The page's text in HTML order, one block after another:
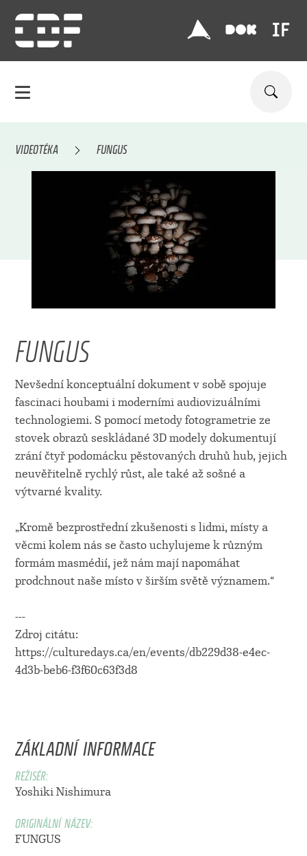
VIDEOTÉKA FUNGUS
FUNGUS
Nevšední konceptuální dokument v sobě spojuje
fascinaci houbami i moderními audiovizuálními
technologiemi. S pomocí metody fotogrametrie ze
stovek obrazů seskládané 3D modely dokumentují
zrání čtyř podomácku pěstovaných druhů hub, jejich
neuvěřitelně rychlý růst, ale také až sošné a
výtvarné kvality.
„Kromě bezprostřední zkušenosti s lidmi, místy a
věcmi kolem nás se často uchylujeme k různým
formám masmédií, jež nám mají napomáhat
prodchnout naše místo v širším světě významem.“
---
Zdroj citátu:
https://culturedays.ca/en/events/db229d38-e4ec-
4d3b-beb6-f3f60c63f3d8
ZÁKLADNÍ INFORMACE
REŽISÉR:
Yoshiki Nishimura
ORIGINÁLNÍ NÁZEV:
FUNGUS